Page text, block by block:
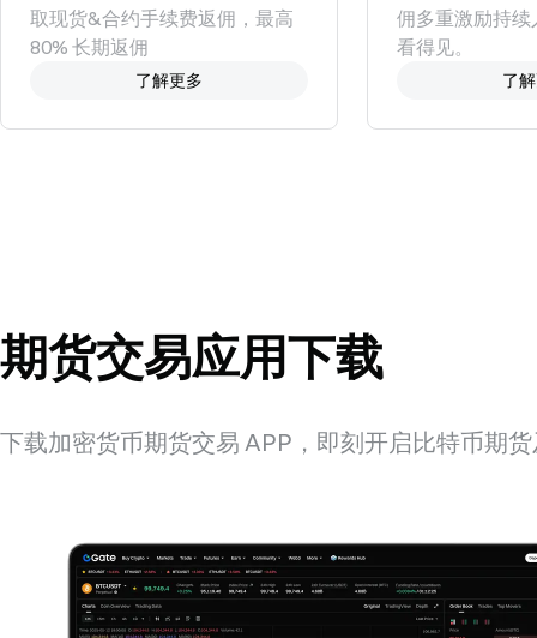
取现货&合约手续费返佣，最高
80% 长期返佣
了解更多
佣多重激励持
看得见。
了
期货交易应用下载
下载加密货币期货交易 APP，即刻开启比特币期